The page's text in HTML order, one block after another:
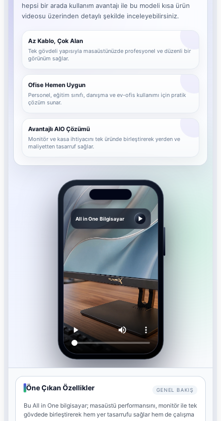
hepsi bir arada kullanım avantajı ile bu modeli kısa ürün
videosu üzerinden detaylı şekilde inceleyebilirsiniz.
Az Kablo, Çok Alan
Tek gövdeli yapısıyla masaüstünüzde profesyonel ve düzenli bir
görünüm sağlar.
Ofise Hemen Uygun
Personel, eğitim sınıfı, danışma ve ev-ofis kullanımı için pratik
çözüm sunar.
Avantajlı AIO Çözümü
Monitör ve kasa ihtiyacını tek üründe birleştirerek yerden ve
maliyetten tasarruf sağlar.
All in One Bilgisayar
Öne Çıkan Özellikler GENEL BAKIŞ
Bu All in One bilgisayar; masaüstü performansını, monitör ile tek
gövdede birleştirerek hem yer tasarrufu sağlar hem de çalışma